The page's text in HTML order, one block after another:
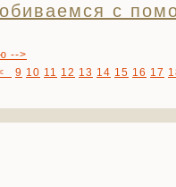
с
-->
9 10 11 12 13 14 15 16 17